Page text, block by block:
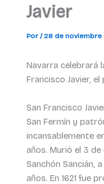
Javier
Por /28 de noviembre
Navarra celebrará
Francisco Javier,
San Francisco
San Fermín y
incansablemente
años. Murió el 3
Sanchón Sancián,
años. En 1621 fue